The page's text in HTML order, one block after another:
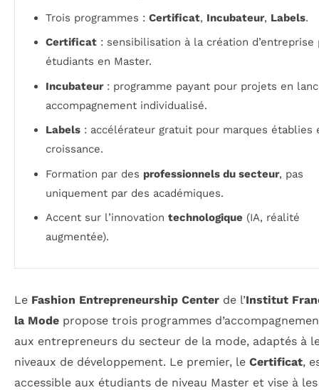
Trois programmes : Certificat, Incubateur, Labels.
Certificat : sensibilisation à la création d’entreprise
étudiants en Master.
Incubateur: programme payant pour projets en
accompagnement individualisé.
Labels : accélérateur gratuit pour marques établies
croissance.
Formation par des professionnels du secteur, pas
uniquement par des académiques.
Accent sur l’innovation technologique (IA, réalité
augmentée).
Le Fashion Entrepreneurship Center de l’Institut
la Mode propose trois programmes
aux entrepreneurs du secteur de la mode, adaptés à
niveaux de développement. Le premier, le Certificat,
accessible aux étudiants de niveau Master et vise à les